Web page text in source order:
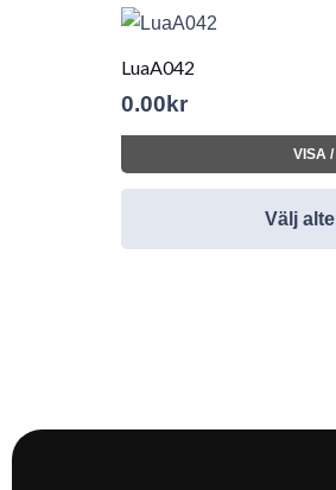
LuaA042
0.00 kr
VISA
Välj